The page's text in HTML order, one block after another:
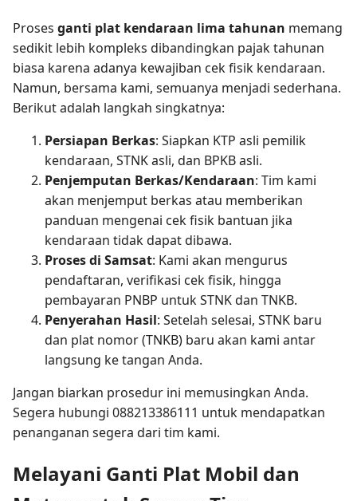
Proses ganti plat kendaraan lima tahunan memang
sedikit lebih kompleks dibandingkan pajak tahunan
biasa karena adanya kewajiban cek fisik kendaraan.
Namun, bersama kami, semuanya menjadi sederhana.
Berikut adalah langkah singkatnya:
Persiapan Berkas: Siapkan KTP asli pemilik
kendaraan, STNK asli, dan BPKB asli.
Penjemputan Berkas/Kendaraan: Tim kami
akan menjemput berkas atau memberikan
panduan mengenai cek fisik bantuan jika
kendaraan tidak dapat dibawa.
Proses di Samsat: Kami akan mengurus
pendaftaran, verifikasi cek fisik, hingga
pembayaran PNBP untuk STNK dan TNKB.
Penyerahan Hasil: Setelah selesai, STNK baru
dan plat nomor (TNKB) baru akan kami antar
langsung ke tangan Anda.
Jangan biarkan prosedur ini memusingkan Anda.
Segera hubungi 088213386111 untuk mendapatkan
penanganan segera dari tim kami.
Melayani Ganti Plat Mobil dan